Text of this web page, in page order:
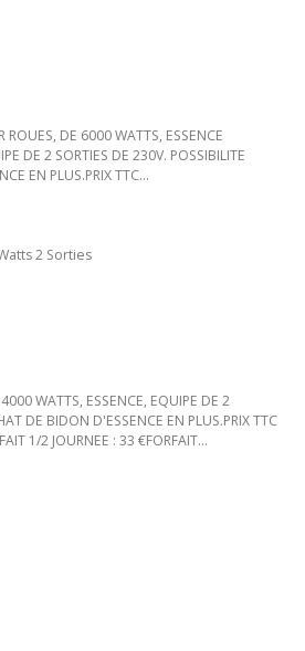
ROUES, DE 6000 WATTS, ESSENCE
DE 2 SORTIES DE 230V. POSSIBILITE
EN PLUS.PRIX TTC...
2 Sorties
WATTS, ESSENCE, EQUIPE DE 2
DE BIDON D'ESSENCE EN PLUS.PRIX TTC
1/2 JOURNEE : 33 €FORFAIT...